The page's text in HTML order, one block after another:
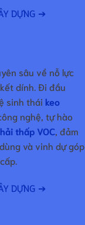
DỰNG ➔
sâu về nỗ lực
dính. Đi đầu
sinh thái keo
nghệ, tự hào
thấp VOC , đảm
và vinh dự góp
DỰNG ➔